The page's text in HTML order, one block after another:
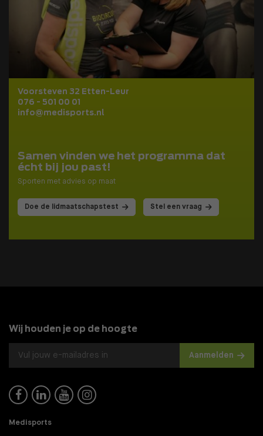
Voorsteven 32 Etten-Leur
076 - 501 00 01
info@medisports.nl
Samen vinden we het programma dat
écht bij jou past!
Sporten met advies op maat
Doe de lidmaatschapstest Stel een vraag
Wij houden je op de hoogte
Aanmelden
   
Medisports